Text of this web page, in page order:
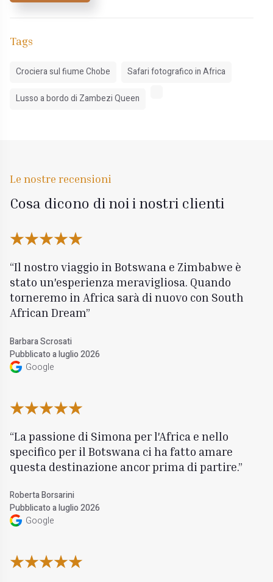
Tags
Crociera sul fiume Chobe Safari fotografico in Africa
Lusso a bordo di Zambezi Queen
Le nostre recensioni
Cosa dicono di noi i nostri clienti
Il nostro viaggio in Botswana e Zimbabwe è
stato un'esperienza meravigliosa. Quando
torneremo in Africa sarà di nuovo con South
African Dream
Barbara Scrosati
Pubblicato a luglio 2026
Google
La passione di Simona per l'Africa e nello
specifico per il Botswana ci ha fatto amare
questa destinazione ancor prima di partire.
Roberta Borsarini
Pubblicato a luglio 2026
Google